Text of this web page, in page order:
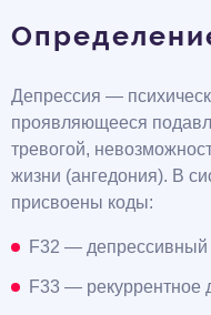
Депрессия —
проявляющееся
тревогой,
жизни (ангедония). В
присвоены коды:
F32 — депрессивный
F33 — рекуррентное